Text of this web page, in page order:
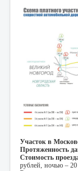
Участок в
Протяженность
Стоимость
рублей, ночью – 20